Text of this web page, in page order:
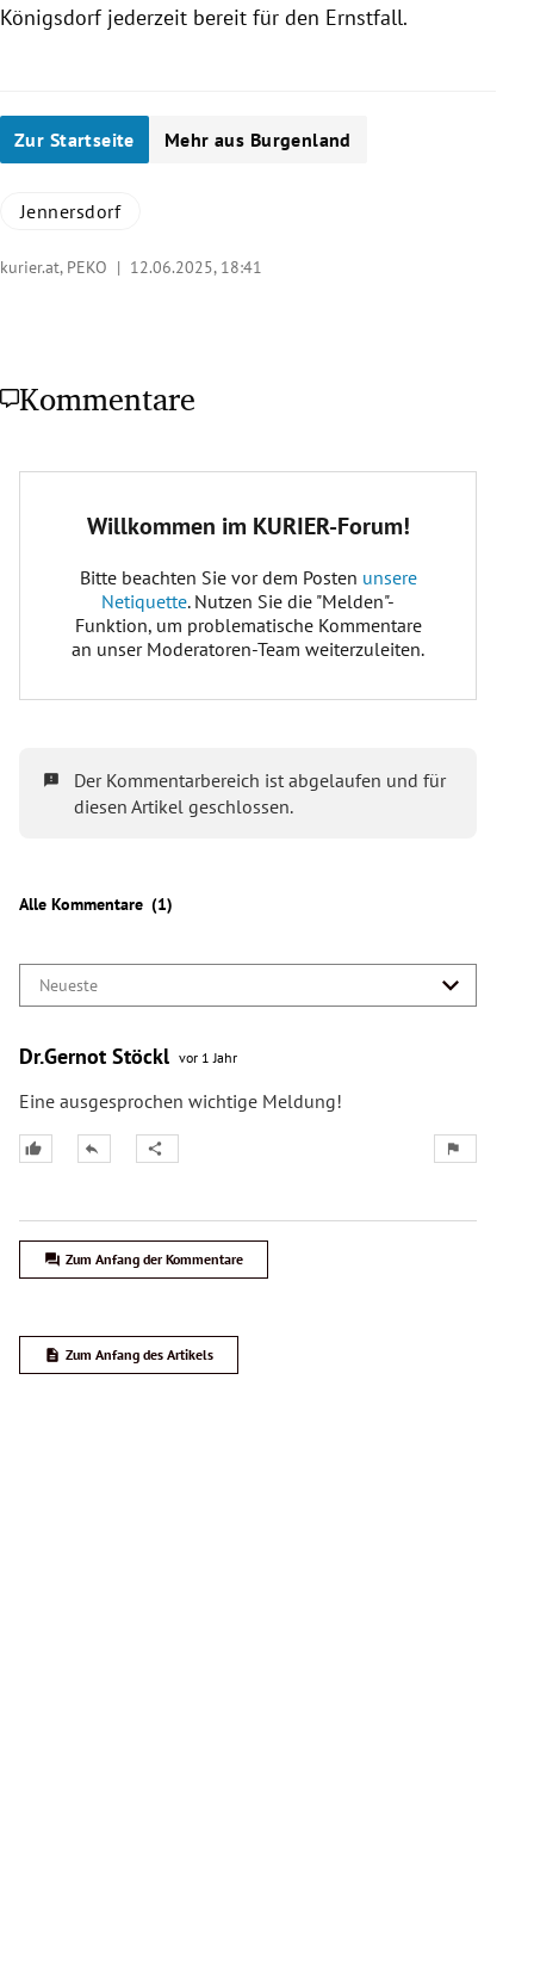
Königsdorf jederzeit bereit für den Ernstfall.
Zur Startseite Mehr aus Burgenland
Jennersdorf
kurier.at, PEKO | 12.06.2025, 18:41
Kommentare